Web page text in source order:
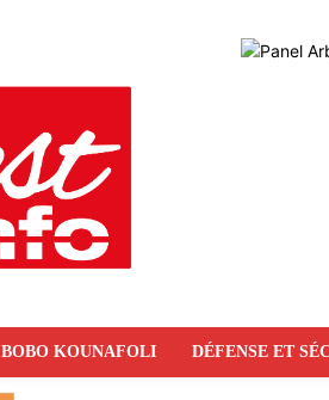
BOBO KOUNAFOLI DÉFENSE ET